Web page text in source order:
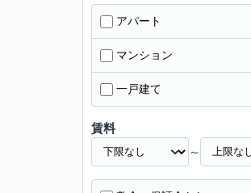
アパート
マンション
一戸建て
賃料
～